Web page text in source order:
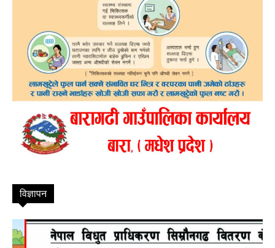
विज्ञापन